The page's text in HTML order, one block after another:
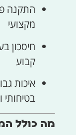
התקנה
מקצועי
חיסכון
קבוע
איכות
בטיחותי
מה כולל